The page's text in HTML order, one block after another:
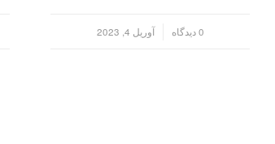
0 دیدگاه آوریل 4, 2023